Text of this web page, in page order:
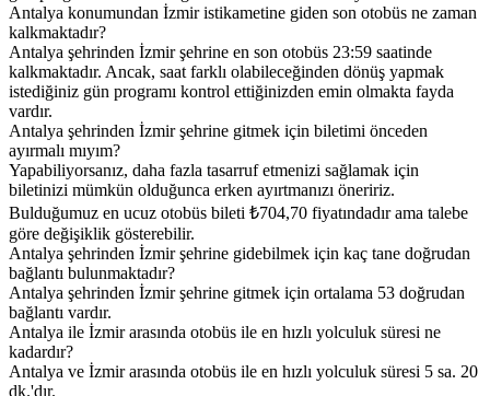
Antalya konumundan İzmir istikametine giden son otobüs ne zaman
kalkmaktadır?
Antalya şehrinden İzmir şehrine en son otobüs 23:59 saatinde
kalkmaktadır. Ancak, saat farklı olabileceğinden dönüş yapmak
istediğiniz gün programı kontrol ettiğinizden emin olmakta fayda
vardır.
Antalya şehrinden İzmir şehrine gitmek için biletimi önceden
ayırmalı mıyım?
Yapabiliyorsanız, daha fazla tasarruf etmenizi sağlamak için
biletinizi mümkün olduğunca erken ayırtmanızı öneririz.
Bulduğumuz en ucuz otobüs bileti ₺704,70 fiyatındadır ama talebe
göre değişiklik gösterebilir.
Antalya şehrinden İzmir şehrine gidebilmek için kaç tane doğrudan
bağlantı bulunmaktadır?
Antalya şehrinden İzmir şehrine gitmek için ortalama 53 doğrudan
bağlantı vardır.
Antalya ile İzmir arasında otobüs ile en hızlı yolculuk süresi ne
kadardır?
Antalya ve İzmir arasında otobüs ile en hızlı yolculuk süresi 5 sa. 20
dk.'dır.